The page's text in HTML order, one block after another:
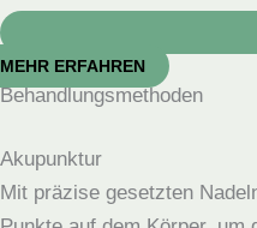
MEHR ERFAHREN
Behandlungsmethoden
Akupunktur
Mit präzise gesetzten